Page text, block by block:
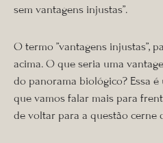
sem vantagens injustas”.
O termo ”vantagens injustas”,
acima. O que seria uma
do panorama biológico? Essa
que vamos falar mais para
de voltar para a questão cerne